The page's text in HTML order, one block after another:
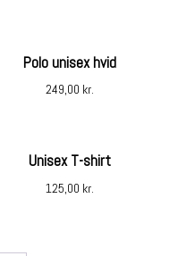
Polo unisex hvid
249,00 kr.
Unisex T-shirt
125,00 kr.